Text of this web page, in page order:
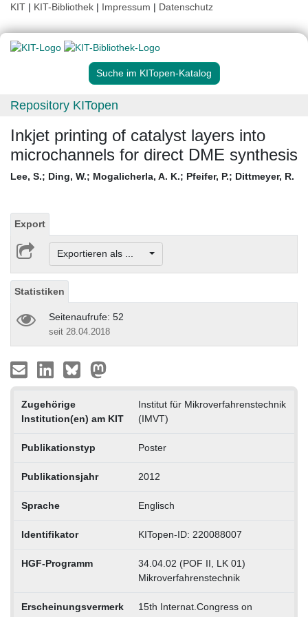
KIT | KIT-Bibliothek | Impressum | Datenschutz
Suche im KITopen-Katalog
Repository KITopen
Inkjet printing of catalyst layers into
microchannels for direct DME synthesis
Lee, S.; Ding, W.; Mogalicherla, A. K.; Pfeifer, P.; Dittmeyer, R.
Export
Exportieren als ...
Statistiken
Seitenaufrufe: 52
seit 28.04.2018
Zugehörige
Institution(en) am KIT
Institut für Mikroverfahrenstechnik
(IMVT)
Publikationstyp Poster
Publikationsjahr 2012
Sprache Englisch
Identifikator KITopen-ID: 220088007
HGF-Programm
34.04.02 (POF II, LK 01)
Mikroverfahrenstechnik
Erscheinungsvermerk
15th Internat.Congress on